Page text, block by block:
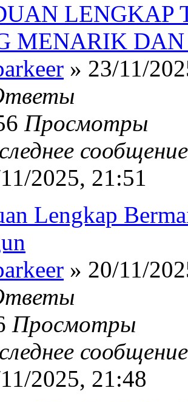
LENGKAP
MENARIK
» 23/11/
Просмотры
2025, 21:51
Lengkap
» 20/11/
Просмотры
2025, 21:48